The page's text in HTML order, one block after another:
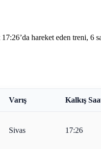
hareket eden treni, 6
Varış Kalkış
Sivas 17:26